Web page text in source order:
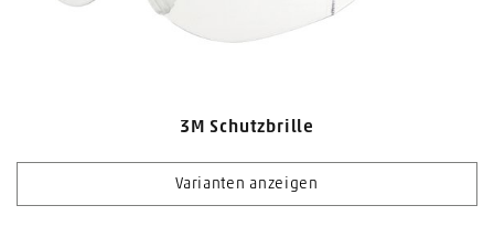
3M Schutzbrille
Varianten anzeigen